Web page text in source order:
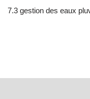
7.3 gestion des eaux